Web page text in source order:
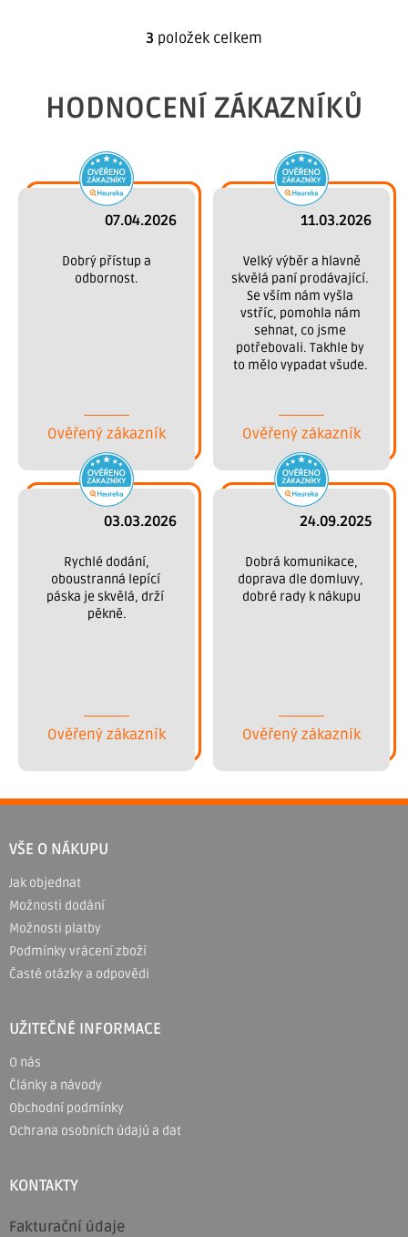
O
l
á
3 položek celkem
HODNOCENÍ ZÁKAZNÍKŮ
07.04.2026
odbornost.
Ověřený zákazník
11.03.2026
skvělá paní prodávající.
Se vším nám vyšla
vstříc, pomohla nám
sehnat, co jsme
potřebovali. Takhle by
to mělo vypadat všude.
Ověřený zákazník
03.03.2026
oboustranná lepící
páska je skvělá, drží
pěkně.
Ověřený zákazník
24.09.2025
doprava dle domluvy,
dobré rady k nákupu
Ověřený zákazník
á
a
VŠE O NÁKUPU
Jak objednat
Možnosti dodání
Možnosti platby
Podmínky vrácení zboží
Časté otázky a odpovědi
UŽITEČNÉ INFORMACE
O nás
Články a návody
Obchodní podmínky
Ochrana osobních údajů a dat
KONTAKTY
Fakturační údaje